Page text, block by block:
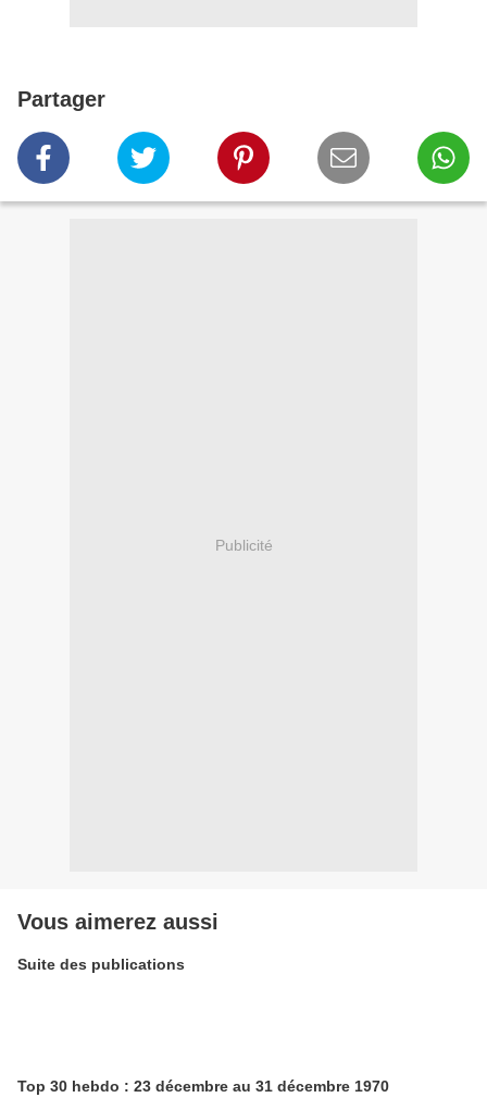
Partager
Publicité
Vous aimerez aussi
Suite des publications
Top 30 hebdo : 23 décembre au 31 décembre 1970